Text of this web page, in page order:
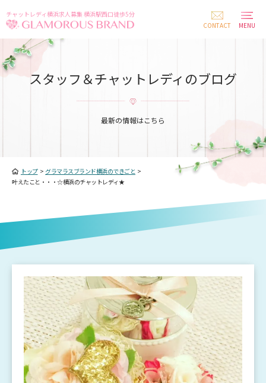
チャットレディ横浜求人募集 横浜駅西口徒歩5分
CONTACT
MENU
スタッフ＆チャットレディのブログ
最新の情報はこちら
トップ> グラマラスブランド横浜のできごと >
叶えたこと・・・☆横浜のチャットレディ★